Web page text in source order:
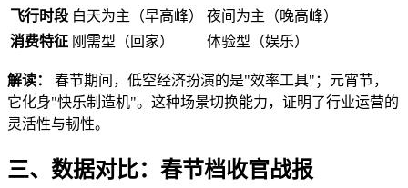
飞行时段 白天为主（早高峰）
夜间为主（晚高峰）
消费特征 刚需型（回家） 体验型（娱乐）
解读：
春节期间，低空经济扮演的是"效率工具"；元宵节，
它化身"快乐制造机"。这种场景切换能力，证明了行业运营的
灵活性与韧性。
三、数据对比：春节档收官战报